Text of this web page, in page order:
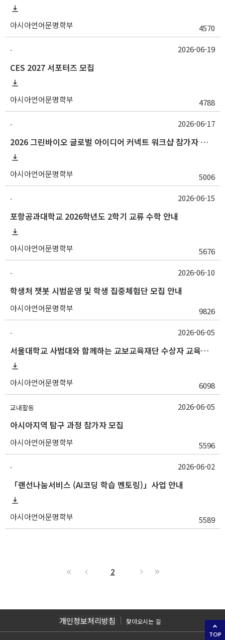
아시아언어문명학부 4570
-
CES 2027 서포터즈 모집
아시아언어문명학부 4788
2026-06-19
-
2026 그린바이오 글로벌 아이디어 커넥트 워크샵 참가자 모집
아시아언어문명학부 5006
2026-06-17
-
포항공과대학교 2026학년도 2학기 교류 수학 안내
아시아언어문명학부 5676
2026-06-15
-
학생처 챗봇 시범운영 및 학생 집중체험단 모집 안내
아시아언어문명학부 9826
2026-06-10
-
서울대학교 사범대와 함께하는 교보교육재단 수상자 교육여행 안내
아시아언어문명학부 6098
2026-06-05
교내활동
아시아지역 탐구 과정 참가자 모집
아시아언어문명학부 5596
2026-06-05
-
「랜선나눔서비스 (AI코딩 학습 멘토링)」사업 안내
아시아언어문명학부 5589
2026-06-02
2
TOP
개인정보처리방침 찾아오시는 길